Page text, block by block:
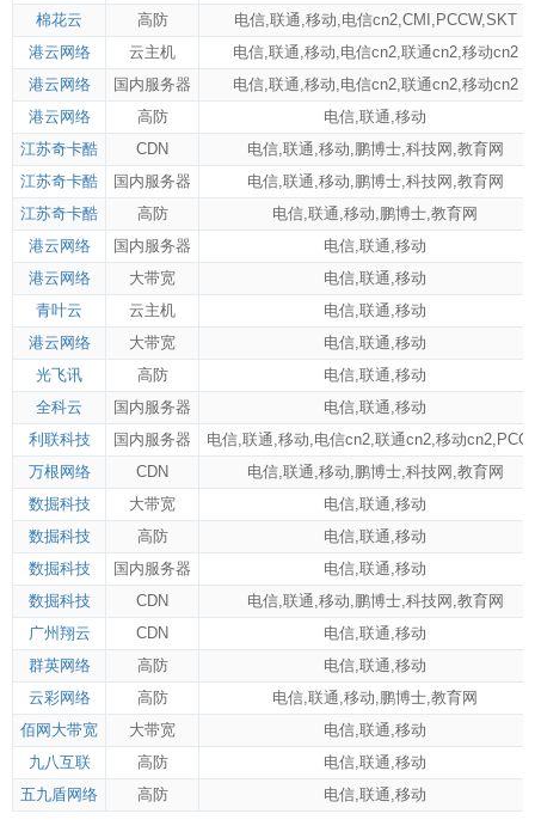
棉花云
高防 电信,联通,移动,电信cn2,CMI , PCCW,SKT
港云网络
云主机 电信,联通,移动,电信cn2,联通cn2,移动cn2
港云网络
国内服务器 电信,联通,移动,电信cn2,联通cn2,移动cn2
港云网络
高防 电信,联通,移动
江苏奇卡酷
CDN 电信,联通,移动,鹏博士,科技网 ,教育网
江苏奇卡酷
国内服务器 电信,联通,移动,鹏博士,科技网 ,教育网
江苏奇卡酷
高防 电信,联通,移动,鹏博士,教育网
港云网络
国内服务器 电信,联通,移动
港云网络
大带宽 电信,联通,移动
青叶云
云主机 电信,联通,移动
港云网络
大带宽 电信,联通,移动
光飞讯
高防 电信,联通,移动
全科云
国内服务器 电信,联通,移动
利联科技
国内服务器 电信,联通,移动,电信cn2,联通cn2,移动cn2,
万根网络
CDN 电信,联通,移动,鹏博士,科技网 ,教育网
数掘科技
大带宽 电信,联通,移动
数掘科技
高防 电信,联通,移动
数掘科技
国内服务器 电信,联通,移动
数掘科技
CDN 电信,联通,移动,鹏博士,科技网 ,教育网
广州翔云
CDN 电信,联通,移动
群英网络
高防 电信,联通,移动
云彩网络
高防 电信,联通,移动,鹏博士,教育网
佰网大带宽
大带宽 电信,联通,移动
九八互联
高防 电信,联通,移动
五九盾网络
高防 电信,联通,移动